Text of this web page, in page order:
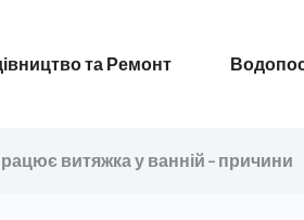
та Ремонт
витяжка у ванній – причини